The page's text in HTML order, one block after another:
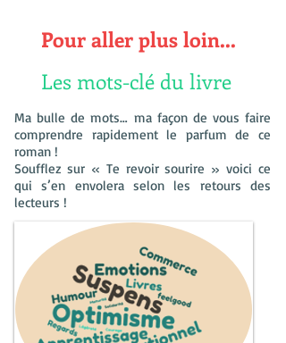
Pour aller plus loin...
Les mots-clé du livre
Ma bulle de mots… ma façon de vous faire
comprendre rapidement le parfum de ce
roman !
Soufflez sur « Te revoir sourire » voici ce
qui s’en envolera selon les retours des
lecteurs !